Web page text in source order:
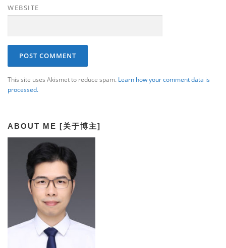
WEBSITE
This site uses Akismet to reduce spam. Learn how your comment data is
processed.
ABOUT ME [关于博主]